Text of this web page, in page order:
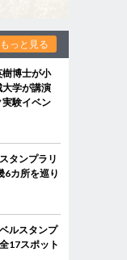
もっと見る
博士が小
学が講演
験イベン
タンプラリ
カ所を巡り
ルスタンプ
17スポット